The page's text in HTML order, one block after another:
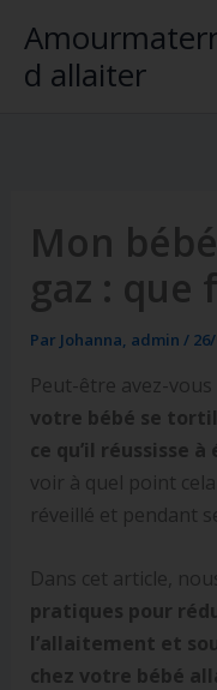
contenu
d allaiter
Mon
gaz : que
Par Johanna, admin /
Peut-être avez-vous
votre bébé se
ce qu’il réussisse
voir à quel point
réveillé et pendant
Dans cet article,
pratiques pour
l’allaitement et
chez votre bébé